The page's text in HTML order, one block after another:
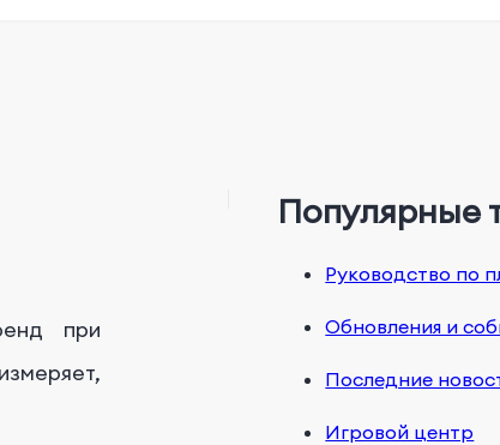
при
Популярные
Руководство по
Обновления и
Последние
Игровой центр